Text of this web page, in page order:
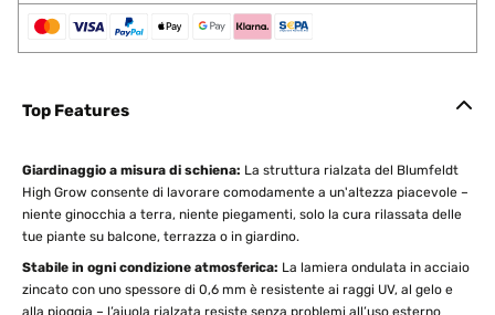
Top Features
Giardinaggio a misura di schiena: La struttura rialzata del Blumfeldt
High Grow consente di lavorare comodamente a un'altezza piacevole –
niente ginocchia a terra, niente piegamenti, solo la cura rilassata delle
tue piante su balcone, terrazza o in giardino.
Stabile in ogni condizione atmosferica: La lamiera ondulata in acciaio
zincato con uno spessore di 0,6 mm è resistente ai raggi UV, al gelo e
alla pioggia – l’aiuola rialzata resiste senza problemi all’uso esterno